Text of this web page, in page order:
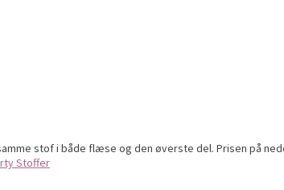
stof i både flæse og den øverste del. Prisen på
Stoffer